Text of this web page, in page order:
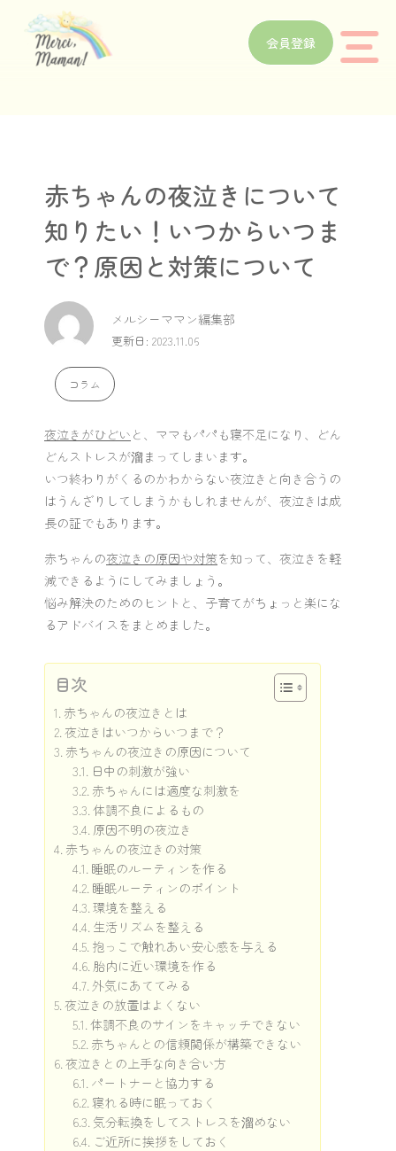
会員登録
赤ちゃんの夜泣きについて
知りたい！いつからいつま
で？原因と対策について
メルシーママン編集部
更新日: 2023.11.06
コラム
夜泣きがひどい と、ママもパパも寝不足になり、どん
どんストレスが溜まってしまいます。
いつ終わりがくるのかわからない夜泣きと向き合うの
はうんざりしてしまうかもしれませんが、夜泣きは成
長の証でもあります。
赤ちゃんの夜泣きの原因や対策を知って、夜泣きを軽
減できるようにしてみましょう。
悩み解決のためのヒントと、子育てがちょっと楽にな
るアドバイスをまとめました。
目次
赤ちゃんの夜泣きとは
夜泣きはいつからいつまで？
赤ちゃんの夜泣きの原因について
日中の刺激が強い
赤ちゃんには適度な刺激を
体調不良によるもの
原因不明の夜泣き
赤ちゃんの夜泣きの対策
睡眠のルーティンを作る
睡眠ルーティンのポイント
環境を整える
生活リズムを整える
抱っこで触れあい安心感を与える
胎内に近い環境を作る
外気にあててみる
夜泣きの放置はよくない
体調不良のサインをキャッチできない
赤ちゃんとの信頼関係が構築できない
夜泣きとの上手な向き合い方
パートナーと協力する
寝れる時に眠っておく
気分転換をしてストレスを溜めない
ご近所に挨拶をしておく